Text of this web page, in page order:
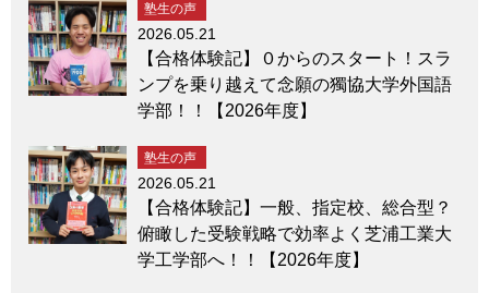
塾生の声
2026.05.21
【合格体験記】０からのスタート！スラ
ンプを乗り越えて念願の獨協大学外国語
学部！！【2026年度】
塾生の声
2026.05.21
【合格体験記】一般、指定校、総合型？
俯瞰した受験戦略で効率よく芝浦工業大
学工学部へ！！【2026年度】